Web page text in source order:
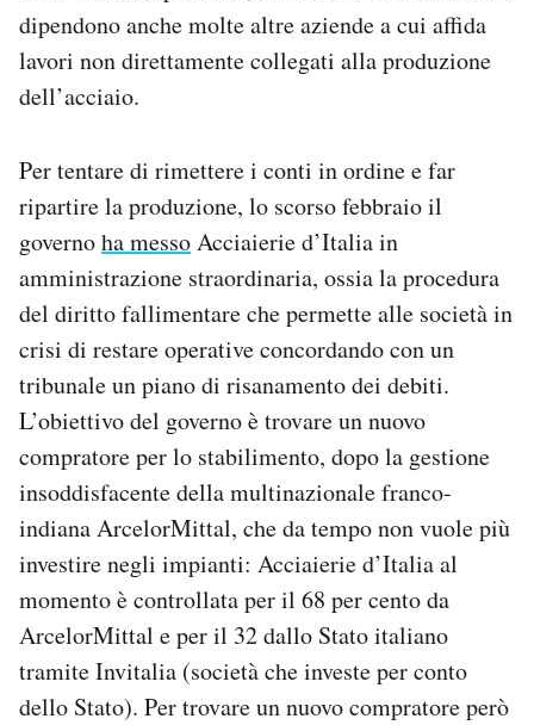
dipendono anche molte altre aziende a cui affida
lavori non direttamente collegati alla produzione
dell’acciaio.
Per tentare di rimettere i conti in ordine e far
ripartire la produzione, lo scorso febbraio il
governoha messoAcciaierie d’Italia in
amministrazione straordinaria, ossia la procedura
del diritto fallimentare che permette alle società in
crisi di restare operative concordando con un
tribunale un piano di risanamento dei debiti.
L’obiettivo del governo è trovare un nuovo
compratore per lo stabilimento, dopo la gestione
insoddisfacente della multinazionale franco-
indiana ArcelorMittal, che da tempo non vuole più
investire negli impianti: Acciaierie d’Italia al
momento è controllata per il 68 per cento da
ArcelorMittal e per il 32 dallo Stato italiano
tramite Invitalia (società che investe per conto
dello Stato). Per trovare un nuovo compratore però